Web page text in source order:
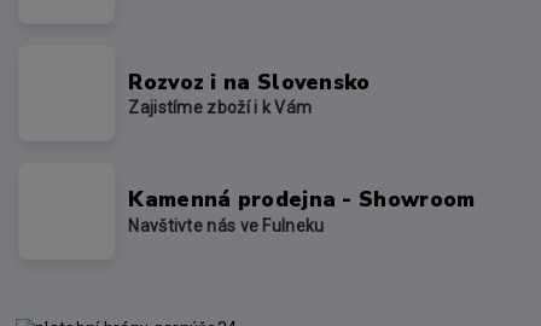
Rozvoz i na Slovensko
Zajistíme zboží i k Vám
Kamenná prodejna - Showroom
Navštivte nás ve Fulneku